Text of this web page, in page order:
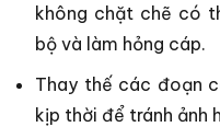
không chặt chẽ có
bộ và làm hỏng cáp.
Thay thế các đoạn
kịp thời để tránh ảnh